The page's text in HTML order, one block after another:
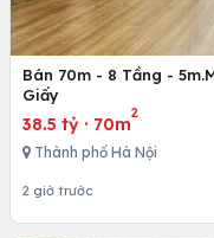
Bán 70m - 8 Tầng -
Giấy
38.5 tỷ · 70m
2
Thành phố Hà Nội
2 giờ trước